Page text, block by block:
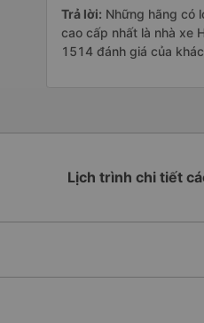
Trả lời: Những hãng có
cao cấp nhất là nhà xe
1514 đánh giá của
Lịch trình chi tiết